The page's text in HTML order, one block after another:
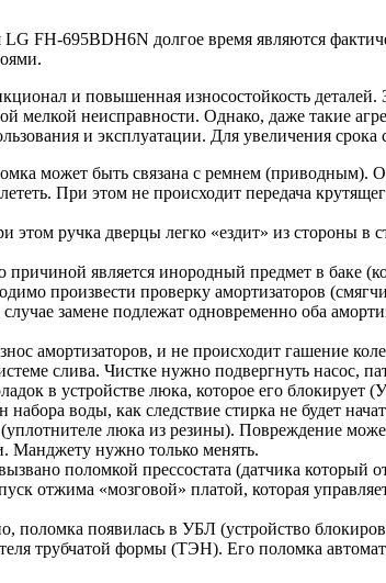
FH-695BDH6N долгое время являются
и повышенная износостойкость деталей.
неисправности. Однако, даже такие
и эксплуатации. Для увеличения
может быть связана с ремнем (приводным).
При этом не происходит передача
ручка дверцы легко «ездит» из стороны в
является инородный предмет в баке
произвести проверку амортизаторов
замене подлежат одновременно оба
амортизаторов, и не происходит гашение
слива. Чистке нужно подвергнуть насос,
в устройстве люка, которое его блокирует
воды, как следствие стирка не будет
люка из резины). Повреждение
Манджету нужно только менять.
поломкой прессостата (датчика который
отжима «мозговой» платой, которая
поломка появилась в УБЛ (устройство
трубчатой формы (ТЭН). Его поломка